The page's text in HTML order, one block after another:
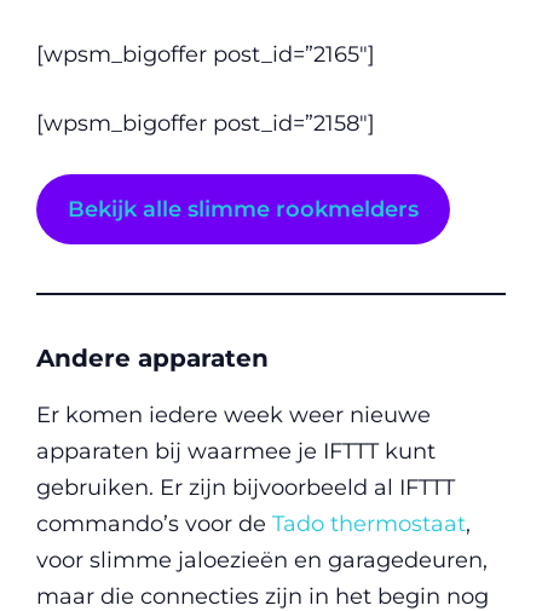
[wpsm_bigoffer post_id=”2165″]
[wpsm_bigoffer post_id=”2158″]
Bekijk alle slimme rookmelders
Andere apparaten
Er komen iedere week weer nieuwe
apparaten bij waarmee je IFTTT kunt
gebruiken. Er zijn bijvoorbeeld al IFTTT
commando’s voor de Tado thermostaat,
voor slimme jaloezieën en garagedeuren,
maar die connecties zijn in het begin nog